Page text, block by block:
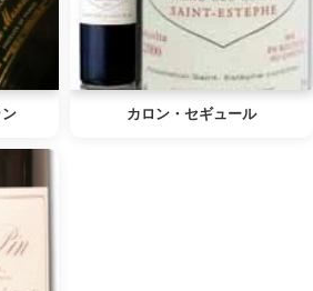
カロン・セギュール